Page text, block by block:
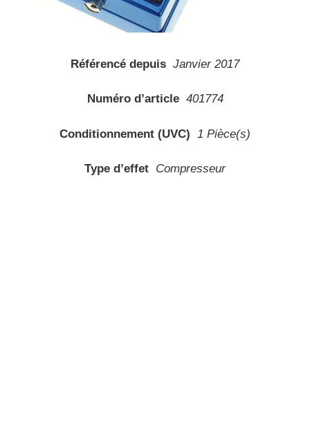
Référencé depuis Janvier 2017
Numéro d’article 401774
Conditionnement (UVC) 1 Pièce(s)
Type d’effet Compresseur